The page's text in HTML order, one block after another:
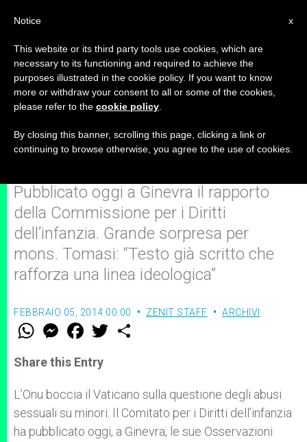
L'Onu critica il Vaticano: "Adottate
politiche che hanno permesso
abusi di minori"
Pubblicato oggi a Ginevra il rapporto
della Commissione per i Diritti
dell’infanzia. Grande sorpresa per
mons. Tomasi: “Testo già scritto che
rafforza una linea ideologica”
FEBBRAIO 05, 2014 00:00 ZENIT STAFF ARCHIVI
W
t
s
p
p
M
e
s
e
g
e
r
F
a
e
b
o
k
w
r
Share this Entry
L’Onu boccia il Vaticano sulla questione degli abusi
sessuali su minori. Il Comitato per i Diritti dell’infanzia
ha pubblicato oggi, a Ginevra, le sue Osservazioni
x
Notice
This website or its third party tools use cookies, which are
necessary to its functioning and required to achieve the
purposes illustrated in the cookie policy. If you want to know
more or withdraw your consent to all or some of the cookies,
please refer to the cookie policy
By closing this banner, scrolling this page, clicking a link or
continuing to browse otherwise, you agree to the use of cookies.